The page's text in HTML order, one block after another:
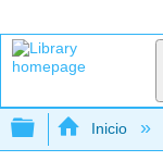
Expandir/
Inicio